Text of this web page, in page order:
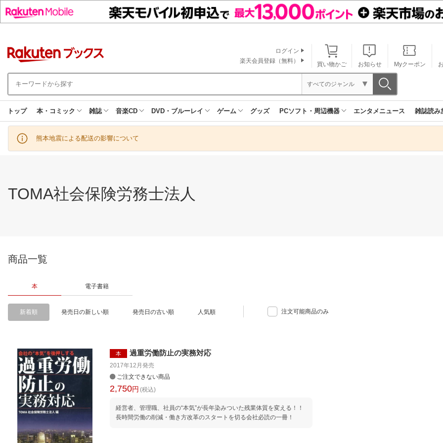
買い物かご お知らせ Myクーポン
ログイン
楽天会員登録（無料）
すべてのジャンル
トップ 本・コミック 雑誌 音楽CD DVD・ブルーレイ ゲーム グッズ PCソフト・周辺機器 エンタメニュース 雑誌読み
熊本地震による配送の影響について
TOMA社会保険労務士法人
商品一覧
本 電子書籍
新着順 発売日の新しい順 発売日の古い順 人気順 注文可能商品のみ
本 過重労働防止の実務対応
2017年12月発売
ご注文できない商品
2,750円 (税込)
経営者、管理職、社員の“本気”が長年染みついた残業体質を変える！！
長時間労働の削減・働き方改革のスタートを切る会社必読の一冊！